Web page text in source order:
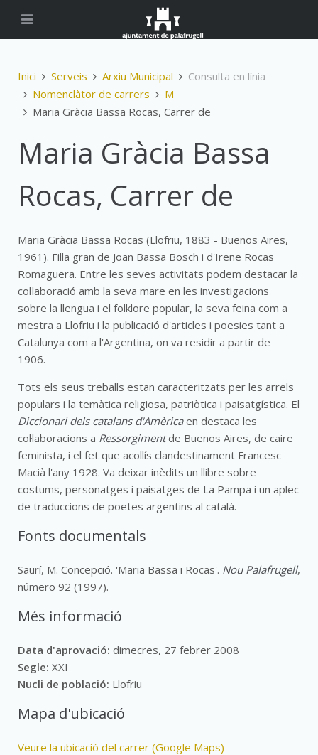
Inici Serveis Arxiu Municipal
Consulta en línia
Nomenclàtor de carrers
M
Maria Gràcia Bassa Rocas, Carrer de
Maria Gràcia Bassa
Rocas, Carrer de
Maria Gràcia Bassa Rocas (Llofriu, 1883 - Buenos Aires,
1961). Filla gran de Joan Bassa Bosch i d'Irene Rocas
Romaguera. Entre les seves activitats podem destacar la
col·laboració amb la seva mare en les investigacions
sobre la llengua i el folklore popular, la seva feina com a
mestra a Llofriu i la publicació d'articles i poesies tant a
Catalunya com a l'Argentina, on va residir a partir de
1906.
Tots els seus treballs estan caracteritzats per les arrels
populars i la temàtica religiosa, patriòtica i paisatgística. El
Diccionari dels catalans d'Amèricaen destaca les
col·laboracions a Ressorgimentde Buenos Aires, de caire
feminista, i el fet que acollís clandestinament Francesc
Macià l'any 1928. Va deixar inèdits un llibre sobre
costums, personatges i paisatges de La Pampa i un aplec
de traduccions de poetes argentins al català.
Fonts documentals
Saurí, M. Concepció. 'Maria Bassa i Rocas'. Nou Palafrugell,
número 92 (1997).
Més informació
Data d'aprovació: dimecres, 27 febrer 2008
Segle: XXI
Nucli de població: Llofriu
Mapa d'ubicació
Veure la ubicació del carrer (Google Maps)